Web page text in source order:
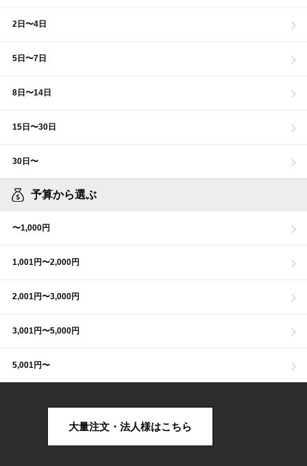
2日〜4日
5日〜7日
8日〜14日
15日〜30日
30日〜
予算から選ぶ
〜1,000円
1,001円〜2,000円
2,001円〜3,000円
3,001円〜5,000円
5,001円〜
大量注文・法人様はこちら